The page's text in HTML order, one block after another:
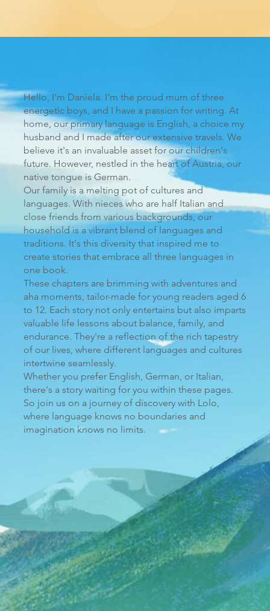
Hello, I'm Daniela. I'm the proud mum of three
energetic boys, and I have a passion for writing. At
home, our primary language is English, a choice my
husband and I made after our extensive travels. We
believe it's an invaluable asset for our children's
future. However, nestled in the heart of Austria, our
native tongue is German.
Our family is a melting pot of cultures and
languages. With nieces who are half Italian and
close friends from various backgrounds, our
household is a vibrant blend of languages and
traditions. It's this diversity that inspired me to
create stories that embrace all three languages in
one book.
These chapters are brimming with adventures and
aha moments, tailor-made for young readers aged 6
to 12. Each story not only entertains but also imparts
valuable life lessons about balance, family, and
endurance. They're a reflection of the rich tapestry
of our lives, where different languages and cultures
intertwine seamlessly.
Whether you prefer English, German, or Italian,
there's a story waiting for you within these pages.
So join us on a journey of discovery with Lolo,
where language knows no boundaries and
imagination knows no limits.